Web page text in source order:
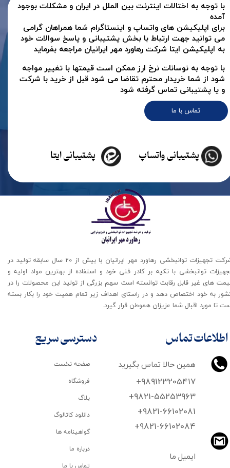
تماس با ما
با توجه به اختالات اینترنت بین الملل در ایران و مشکلات بوجود
آمده
برای اپلیکیشن های واتساپ و اینستاگرام شما همراهان گرامی
می توانید جهت ارتباط با بخش پشتیبانی و پاسخ سوالات خود
به اپلیکیشن ایتا شرکت رهاورد مهر ایرانیان مراجعه بفرماید
پشتیبانی ایتا پشتیبانی واتساپ
با توجه به نوسانات نرخ ارز ممکن است قیمتها با تغییر مواجه
شود از شما خریدار محترم تقاضا می شود قبل از خرید با شرکت
و یا پشتیبانی تماس گرفته شود
اطلاعات تماس
همین حالا تماس بگیرید
+989123205417
+9821-55253963
+9821-66102081
​​​​​​​+9821-66102084
ایمیل ما
شرکت تجهیزات توانبخشی رهاورد مهر ایرانیان با بیش از 20 سال سابقه تولید در
توانبخشی با تکیه بر کادر فنی خود و استفاده از بهترین مواد اولیه و
های غیر قابل رقابت توانسته است سهم بزرگی از تولید این محصولات را در
به خود اختصاص دهد و در راستای اهداف زیر تمام همیت خود را بکار بسته
تا مورد اقبال شما عزیزان هموطن قرار گیرد​​​​​​​.
صفحه نخست
فروشگاه
بلاگ
دانلود کاتالوگ
گواهینامه ها
درباره ما
تماس با ما
دسترسی سریع